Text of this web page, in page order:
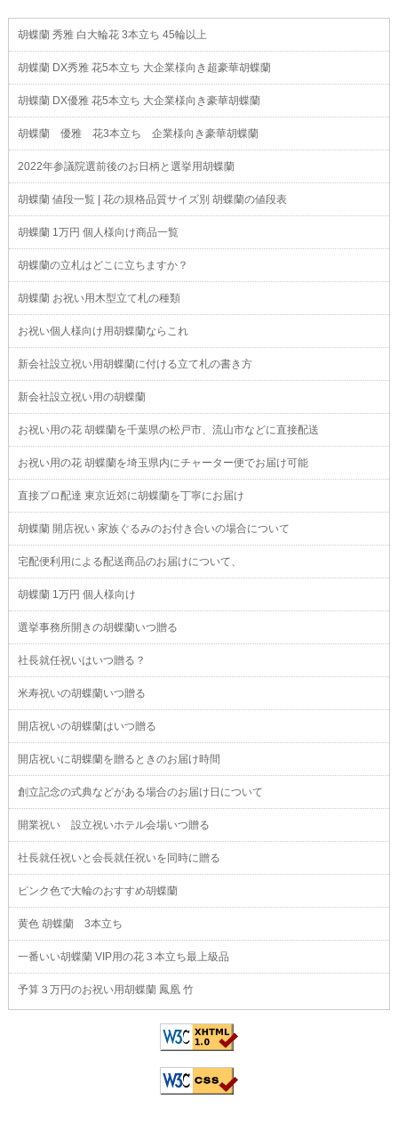
胡蝶蘭 秀雅 白大輪花 3本立ち 45輪以上
胡蝶蘭 DX秀雅 花5本立ち 大企業様向き超豪華胡蝶蘭
胡蝶蘭 DX優雅 花5本立ち 大企業様向き豪華胡蝶蘭
胡蝶蘭 優雅 花3本立ち 企業様向き豪華胡蝶蘭
2022年参議院選前後のお日柄と選挙用胡蝶蘭
胡蝶蘭 値段一覧 | 花の規格品質サイズ別 胡蝶蘭の値段表
胡蝶蘭 1万円 個人様向け商品一覧
胡蝶蘭の立札はどこに立ちますか？
胡蝶蘭 お祝い用木型立て札の種類
お祝い個人様向け用胡蝶蘭ならこれ
新会社設立祝い用胡蝶蘭に付ける立て札の書き方
新会社設立祝い用の胡蝶蘭
お祝い用の花 胡蝶蘭を千葉県の松戸市、流山市などに直接配送
お祝い用の花 胡蝶蘭を埼玉県内にチャーター便でお届け可能
直接プロ配達 東京近郊に胡蝶蘭を丁寧にお届け
胡蝶蘭 開店祝い 家族ぐるみのお付き合いの場合について
宅配便利用による配送商品のお届けについて、
胡蝶蘭 1万円 個人様向け
選挙事務所開きの胡蝶蘭いつ贈る
社長就任祝いはいつ贈る？
米寿祝いの胡蝶蘭いつ贈る
開店祝いの胡蝶蘭はいつ贈る
開店祝いに胡蝶蘭を贈るときのお届け時間
創立記念の式典などがある場合のお届け日について
開業祝い 設立祝いホテル会場いつ贈る
社長就任祝いと会長就任祝いを同時に贈る
ピンク色で大輪のおすすめ胡蝶蘭
黄色 胡蝶蘭 3本立ち
一番いい胡蝶蘭 VIP用の花３本立ち最上級品
予算３万円のお祝い用胡蝶蘭 鳳凰 竹